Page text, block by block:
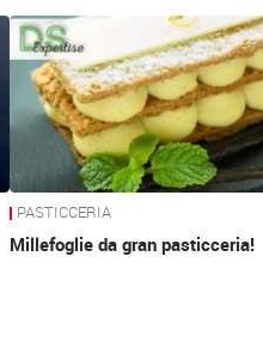
PASTICCERIA
Millefoglie da gran pasticceria!